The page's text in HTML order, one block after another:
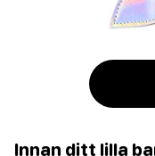
Innan ditt lilla